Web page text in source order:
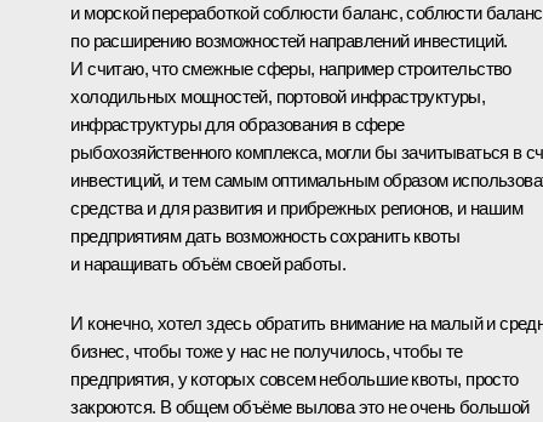
и морской переработкой соблюсти баланс, соблюсти баланс
по расширению возможностей направлений инвестиций.
И считаю, что смежные сферы, например строительство
холодильных мощностей, портовой инфраструктуры,
инфраструктуры для образования в сфере
рыбохозяйственного комплекса, могли бы зачитываться в
инвестиций, и тем самым оптимальным образом
средства и для развития и прибрежных регионов, и нашим
предприятиям дать возможность сохранить квоты
и наращивать объём своей работы.
И конечно, хотел здесь обратить внимание на малый и
бизнес, чтобы тоже у нас не получилось, чтобы те
предприятия, у которых совсем небольшие квоты, просто
закроются. В общем объёме вылова это не очень большой